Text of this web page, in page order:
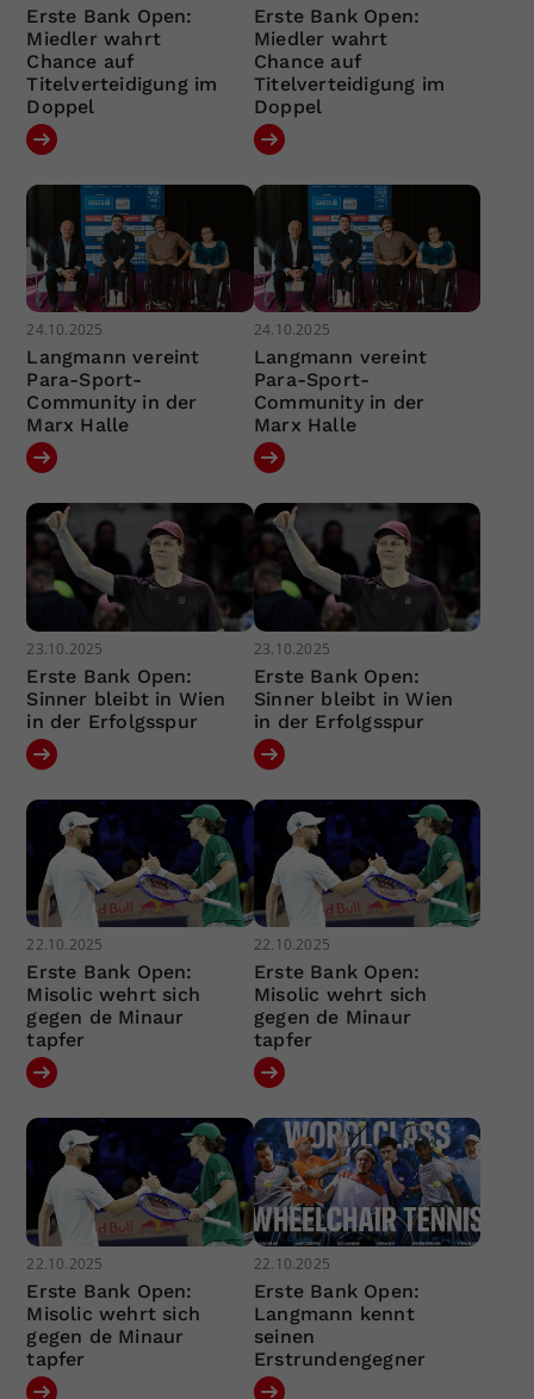
Erste Bank Open:
Miedler wahrt
Chance auf
Titelverteidigung im
Doppel
Erste Bank Open:
Miedler wahrt
Chance auf
Titelverteidigung im
Doppel
24.10.2025
Langmann vereint
Para-Sport-
Community in der
Marx Halle
24.10.2025
Langmann vereint
Para-Sport-
Community in der
Marx Halle
23.10.2025
Erste Bank Open:
Sinner bleibt in Wien
in der Erfolgsspur
23.10.2025
Erste Bank Open:
Sinner bleibt in Wien
in der Erfolgsspur
22.10.2025
Erste Bank Open:
Misolic wehrt sich
gegen de Minaur
tapfer
22.10.2025
Erste Bank Open:
Misolic wehrt sich
gegen de Minaur
tapfer
22.10.2025
Erste Bank Open:
Misolic wehrt sich
gegen de Minaur
tapfer
22.10.2025
Erste Bank Open:
Langmann kennt
seinen
Erstrundengegner